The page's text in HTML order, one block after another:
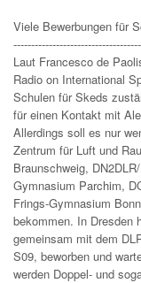
Viele Bewerbungen für
Laut Francesco de
Radio on International
Schulen für Skeds
für einen Kontakt mit
Allerdings soll es nur
Zentrum für Luft und
Braunschweig,
Gymnasium Parchim,
Frings-Gymnasium
bekommen. In Dresden
gemeinsam mit dem
S09, beworben und
werden Doppel- und